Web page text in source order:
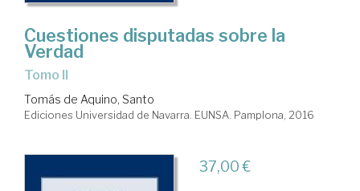
Cuestiones disputadas sobre la
Verdad
Tomo II
Tomás de Aquino, Santo
Ediciones Universidad de Navarra. EUNSA. Pamplona, 2016
37,00 €